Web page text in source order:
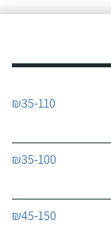
₪35-110
₪35-100
₪45-150